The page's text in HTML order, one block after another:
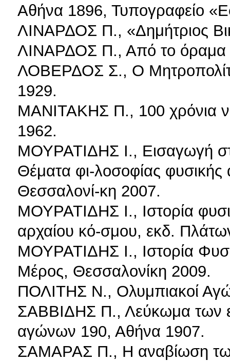
Αθήνα 1896, Τυπογραφείο
ΛΙΝΑΡΔΟΣ Π., «Δημήτριος
ΛΙΝΑΡΔΟΣ Π., Από το όραμα
ΛΟΒΕΡΔΟΣ Σ., Ο
1929.
ΜΑΝΙΤΑΚΗΣ Π., 100 χρόνια
1962.
ΜΟΥΡΑΤΙΔΗΣ Ι., Εισαγωγή
Θέματα φι-λοσοφίας
Θεσσαλονί-κη 2007.
ΜΟΥΡΑΤΙΔΗΣ Ι., Ιστορία
αρχαίου κό-σμου, εκδ.
ΜΟΥΡΑΤΙΔΗΣ Ι., Ιστορία
Μέρος, Θεσσαλονίκη 2009.
ΠΟΛΙΤΗΣ Ν., Ολυμπιακοί
ΣΑΒΒΙΔΗΣ Π., Λεύκωμα των
αγώνων 190, Αθήνα 1907.
ΣΑΜΑΡΑΣ Π., Η αναβίωση